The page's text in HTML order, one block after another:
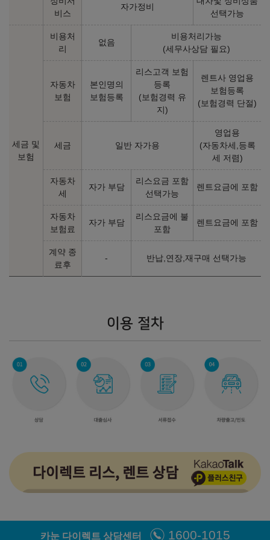
비스
자가정비
선택가능
세금 및
보험
비용처
리
없음
비용처리가능
(세무사상담 필요)
자동차
보험
본인명의
보험등록
리스고객 보험
등록
(보험경력 유
지)
렌트사 영업용
보험등록
(보험경력 단절)
세금 일반 자가용
영업용
(자동차세,등록
세 저렴)
자동차
세
자가 부담
리스요금 포함
선택가능
렌트요금에 포함
자동차
보험료
자가 부담
리스요금에 불
포함
렌트요금에 포함
계약 종
료후
- 반납,연장,재구매 선택가능
이용 절차
2026년형 롱레인지 6인승 4WD - 스위블 시트 (실효세율 조정)
㎞/㎾h
74,680,000원
전기 3.9㎞/㎾h
75,870,000원
전기 3.8
㎞/㎾h
전기 3.9
78,130,000
어스 - 19인치 어스 - 21인치
전기 3.9
㎞/㎾h
84,430,000원
전기 3.8
78,270,000
전기 3.9
79,460,000
전기 3.8㎞/㎾h
전기 3.9 ㎞/㎾h
GT-Line
85,270,000원
2026년형 스탠다드 7인승 2WD (개소세 5% 기준)
카눈 다이렉트 상담센터 1600-1015